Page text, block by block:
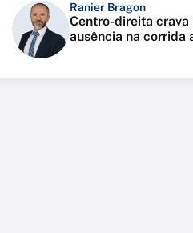
Ranier Bragon
Centro-direita crava
ausência na corrida